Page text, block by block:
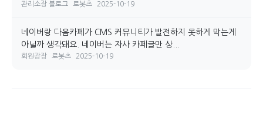
관리소장 블로그 로봇츠 2025-10-19
네이버랑 다음카페가 CMS 커뮤니티가 발전하지 못하게 막는게
아닐까 생각돼요. 네이버는 자사 카페글만 상...
회원광장 로봇츠 2025-10-19